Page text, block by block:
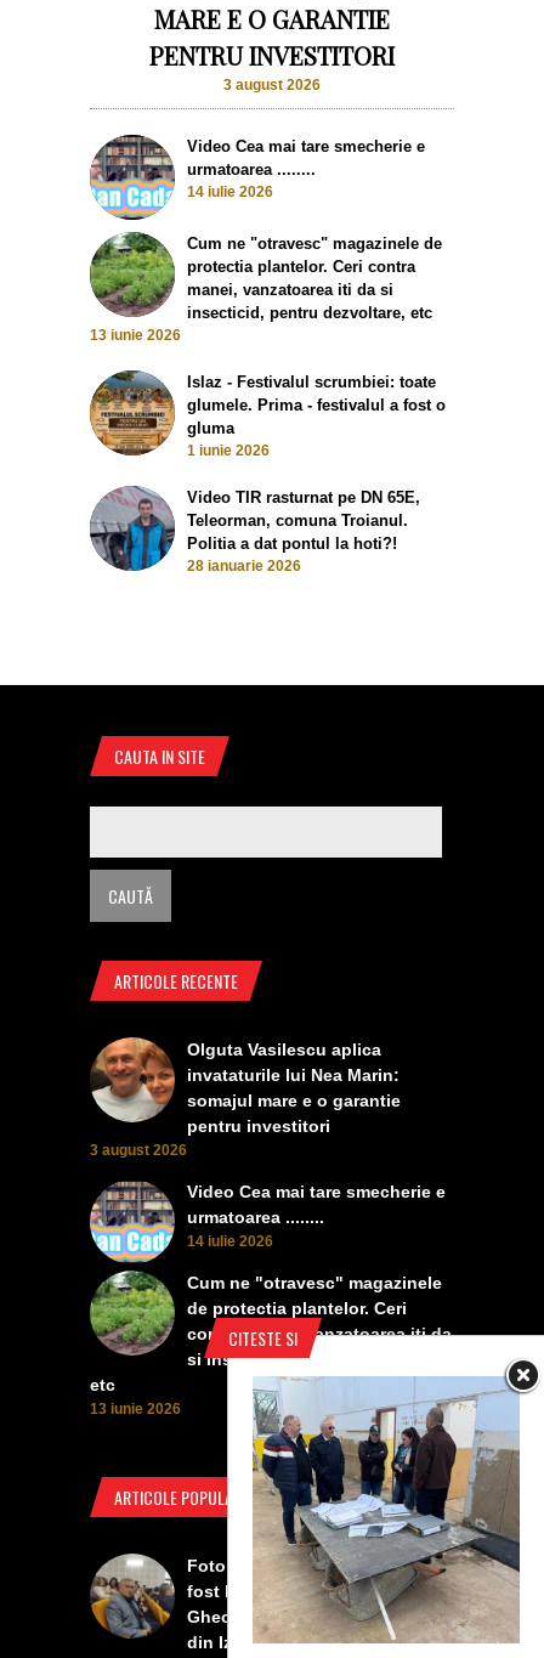
MARE E O GARANTIE
PENTRU INVESTITORI
3 august 2026
Video Cea mai tare smecherie e
urmatoarea ........
14 iulie 2026
Cum ne "otravesc" magazinele de
protectia plantelor. Ceri contra
manei, vanzatoarea iti da si
insecticid, pentru dezvoltare, etc
13 iunie 2026
Islaz - Festivalul scrumbiei: toate
glumele. Prima - festivalul a fost o
gluma
1 iunie 2026
Video TIR rasturnat pe DN 65E,
Teleorman, comuna Troianul.
Politia a dat pontul la hoti?!
28 ianuarie 2026
CITESTE SI
CAUTA IN SITE
ARTICOLE RECENTE
Olguta Vasilescu aplica
invataturile lui Nea Marin:
somajul mare e o garantie
pentru investitori
3 august 2026
Video Cea mai tare smecherie e
urmatoarea ........
14 iulie 2026
Cum ne "otravesc" magazinele
de protectia plantelor. Ceri
contra manei, vanzatoarea iti da
si insecticid, pentru dezvoltare,
etc
13 iunie 2026
ARTICOLE POPULARE
Foto Izbiceni - Lumea buna a
fost la concertul lui Tudor
Gheorghe. Lumea prea buna
din Izbiceni a avut un ecran si